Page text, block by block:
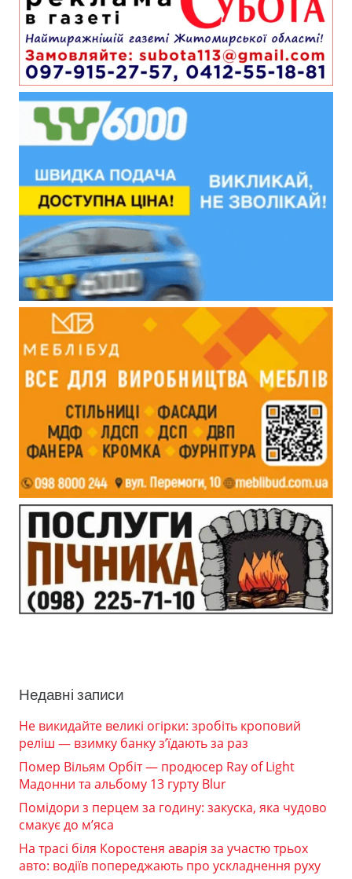
Недавні записи
Не викидайте великі огірки: зробіть кроповий
реліш — взимку банку з’їдають за раз
Помер Вільям Орбіт — продюсер Ray of Light
Мадонни та альбому 13 гурту Blur
Помідори з перцем за годину: закуска, яка чудово
смакує до м’яса
На трасі біля Коростеня аварія за участю трьох
авто: водіїв попереджають про ускладнення руху